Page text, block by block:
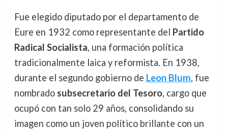
Fue elegido diputado por el departamento de
Eure en 1932 como representante del Partido
Radical Socialista, una formación política
tradicionalmente laica y reformista. En 1938,
durante el segundo gobierno de Leon Blum, fue
nombrado subsecretario del Tesoro, cargo que
ocupó con tan solo 29 años, consolidando su
imagen como un joven político brillante con un